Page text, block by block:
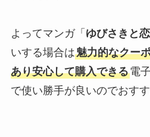
よってマンガ「 ゆびさきと
いする場合は魅力的なクー
あり安心して購入できる電
で使い勝手が良いのでおすす